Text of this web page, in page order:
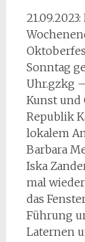
Sonntag
Uhr.gzkg
Kunst und
Republik
lokalem
Barbara
Iska
mal
das
Führung
Laternen